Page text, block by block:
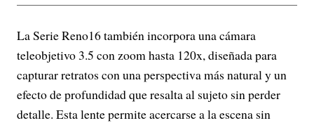
La Serie Reno16 también incorpora una cámara
teleobjetivo 3.5 con zoom hasta 120x, diseñada para
capturar retratos con una perspectiva más natural y un
efecto de profundidad que resalta al sujeto sin perder
detalle. Esta lente permite acercarse a la escena sin